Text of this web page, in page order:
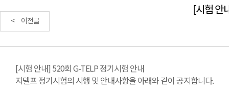
[시험 안
< 이전글
[시험 안내] 520회 G-TELP 정기시험 안내
지텔프 정기시험의 시행 및 안내사항을 아래와 같이 공지합니다.